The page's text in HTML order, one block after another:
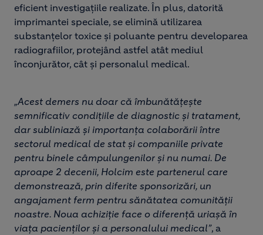
eficient investigațiile realizate. În plus, datorită
imprimantei speciale, se elimină utilizarea
substanțelor toxice și poluante pentru developarea
radiografiilor, protejând astfel atât mediul
înconjurător, cât și personalul medical.
„Acest demers nu doar că îmbunătățește
semnificativ condițiile de diagnostic și tratament,
dar subliniază și importanța colaborării între
sectorul medical de stat și companiile private
pentru binele câmpulungenilor și nu numai. De
aproape 2 decenii, Holcim este partenerul care
demonstrează, prin diferite sponsorizări, un
angajament ferm pentru sănătatea comunității
noastre. Noua achiziție face o diferență uriașă în
viața pacienților și a personalului medical”, a